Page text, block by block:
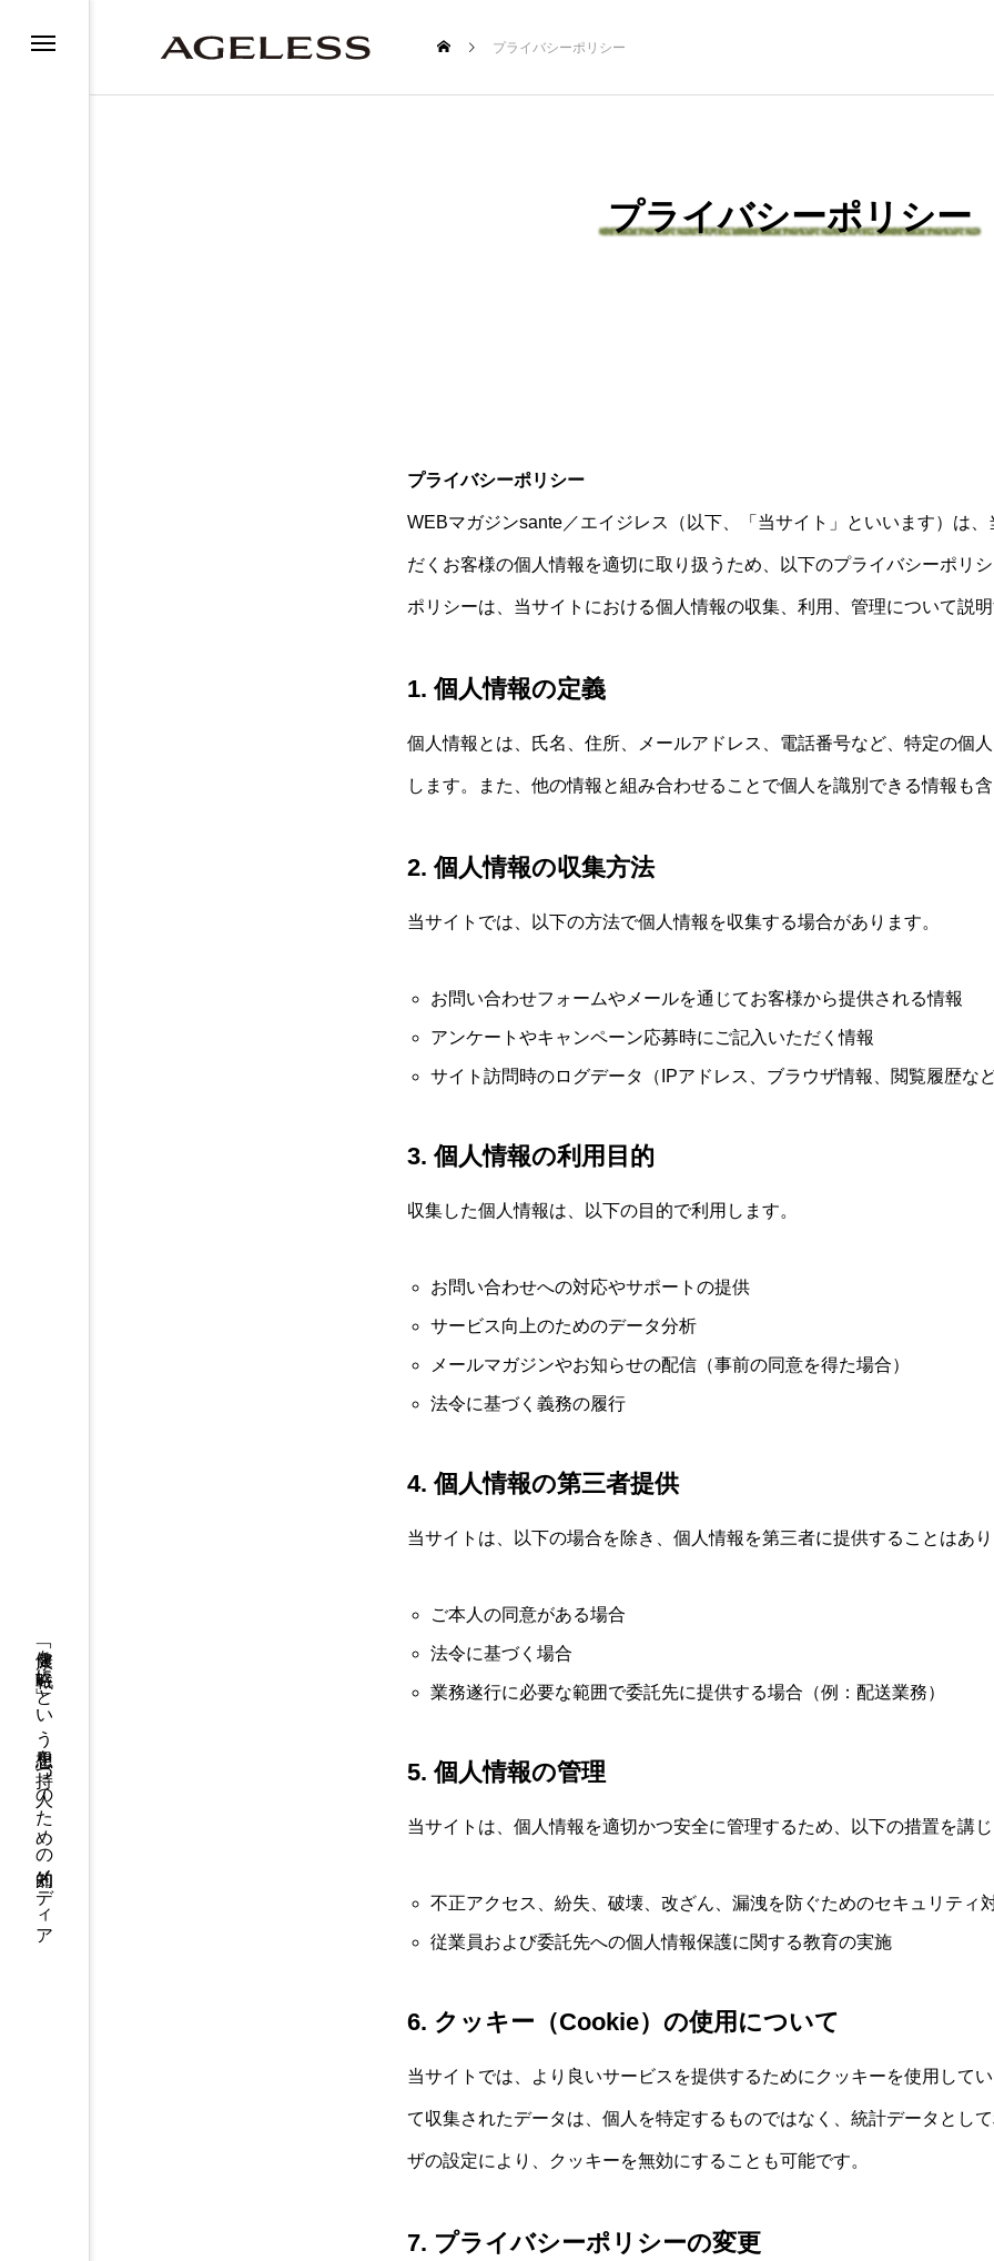
「健康を戦略に」という思想を持つ人のための知的メディア
プライバシーポリシー
プライバシーポリシー
プライバシーポリシー
WEBマガジンsante／エイジレス（以下、「当サイト」といいます）は
だくお客様の個人情報を適切に取り扱うため、以下のプライバシーポリ
ポリシーは、当サイトにおける個人情報の収集、利用、管理について説
1. 個人情報の定義
個人情報とは、氏名、住所、メールアドレス、電話番号など、特定の個
します。また、他の情報と組み合わせることで個人を識別できる情報も
2. 個人情報の収集方法
当サイトでは、以下の方法で個人情報を収集する場合があります。
お問い合わせフォームやメールを通じてお客様から提供される情報
アンケートやキャンペーン応募時にご記入いただく情報
サイト訪問時のログデータ（IPアドレス、ブラウザ情報、閲覧履歴な
3. 個人情報の利用目的
収集した個人情報は、以下の目的で利用します。
お問い合わせへの対応やサポートの提供
サービス向上のためのデータ分析
メールマガジンやお知らせの配信（事前の同意を得た場合）
法令に基づく義務の履行
4. 個人情報の第三者提供
当サイトは、以下の場合を除き、個人情報を第三者に提供することはあ
ご本人の同意がある場合
法令に基づく場合
業務遂行に必要な範囲で委託先に提供する場合（例：配送業務）
5. 個人情報の管理
当サイトは、個人情報を適切かつ安全に管理するため、以下の措置を講
不正アクセス、紛失、破壊、改ざん、漏洩を防ぐためのセキュリティ
従業員および委託先への個人情報保護に関する教育の実施
6. クッキー（Cookie）の使用について
当サイトでは、より良いサービスを提供するためにクッキーを使用して
て収集されたデータは、個人を特定するものではなく、統計データとし
ザの設定により、クッキーを無効にすることも可能です。
7. プライバシーポリシーの変更